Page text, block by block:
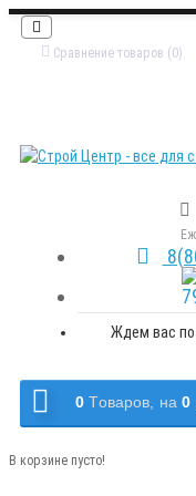
Сравнение товаров (0)
Ждем вас по
0 Tоваров, на 0
В корзине пусто!